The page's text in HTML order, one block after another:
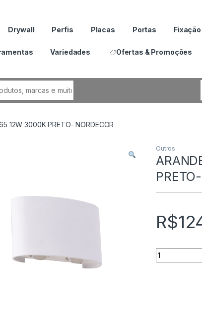
Drywall Perfis Placas Portas Fixação
Variedades Ofertas & Promoções
12W 3000K PRETO- NORDECOR
Outros
R$
Quantidade